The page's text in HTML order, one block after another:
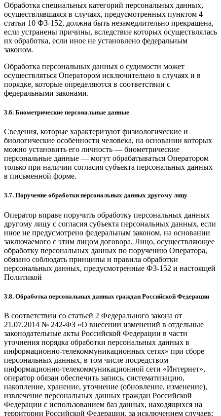
Обработка специальных категорий персональных данных,
осуществлявшаяся в случаях, предусмотренных пунктом 4
статьи 10 ФЗ-152, должна быть незамедлительно прекращена,
если устранены причины, вследствие которых осуществлялась
их обработка, если иное не установлено федеральным
законом.
Обработка персональных данных о судимости может
осуществляться Оператором исключительно в случаях и в
порядке, которые определяются в соответствии с
федеральными законами.
3.6. Биометрические персональные данные
Сведения, которые характеризуют физиологические и
биологические особенности человека, на основании которых
можно установить его личность — биометрические
персональные данные — могут обрабатываться Оператором
только при наличии согласия субъекта персональных данных
в письменной форме.
3.7. Поручение обработки персональных данных другому лицу
Оператор вправе поручить обработку персональных данных
другому лицу с согласия субъекта персональных данных, если
иное не предусмотрено федеральным законом, на основании
заключаемого с этим лицом договора. Лицо, осуществляющее
обработку персональных данных по поручению Оператора,
обязано соблюдать принципы и правила обработки
персональных данных, предусмотренные ФЗ-152 и настоящей
Политикой
3.8. Обработка персональных данных граждан Российской Федерации
В соответствии со статьей 2 Федерального закона от
21.07.2014 № 242-ФЗ «О внесении изменений в отдельные
законодательные акты Российской Федерации в части
уточнения порядка обработки персональных данных в
информационно-телекоммуникационных сетях» при сборе
персональных данных, в том числе посредством
информационно-телекоммуникационной сети «Интернет»,
оператор обязан обеспечить запись, систематизацию,
накопление, хранение, уточнение (обновление, изменение),
извлечение персональных данных граждан Российской
Федерации с использованием баз данных, находящихся на
территории Российской Федерации, за исключением случаев: